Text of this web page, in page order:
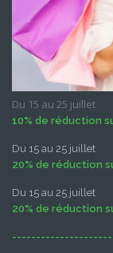
Du 15 au 25 juillet
10% de réduction
Du 15 au 25 juillet
20% de réduction
Du 15 au 25 juillet
20% de réduction